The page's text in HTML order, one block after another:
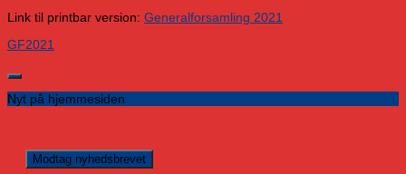
Link til printbar version: Generalforsamling 2021
GF2021
Nyt på hjemmesiden